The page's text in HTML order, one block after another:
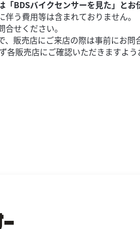
BDSバイクセンサーを見た」とお
う費用等は含まれておりません。
せください。
、販売店にご来店の際は事前にお
各販売店にご確認いただきますよう